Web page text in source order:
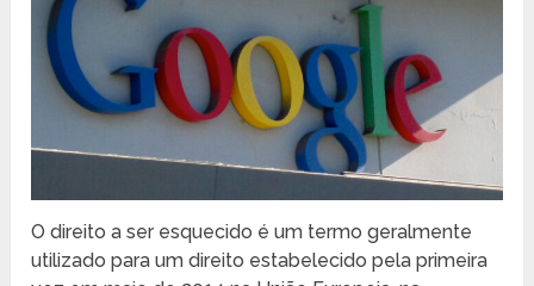
O direito a ser esquecido é um termo geralmente
utilizado para um direito estabelecido pela primeira